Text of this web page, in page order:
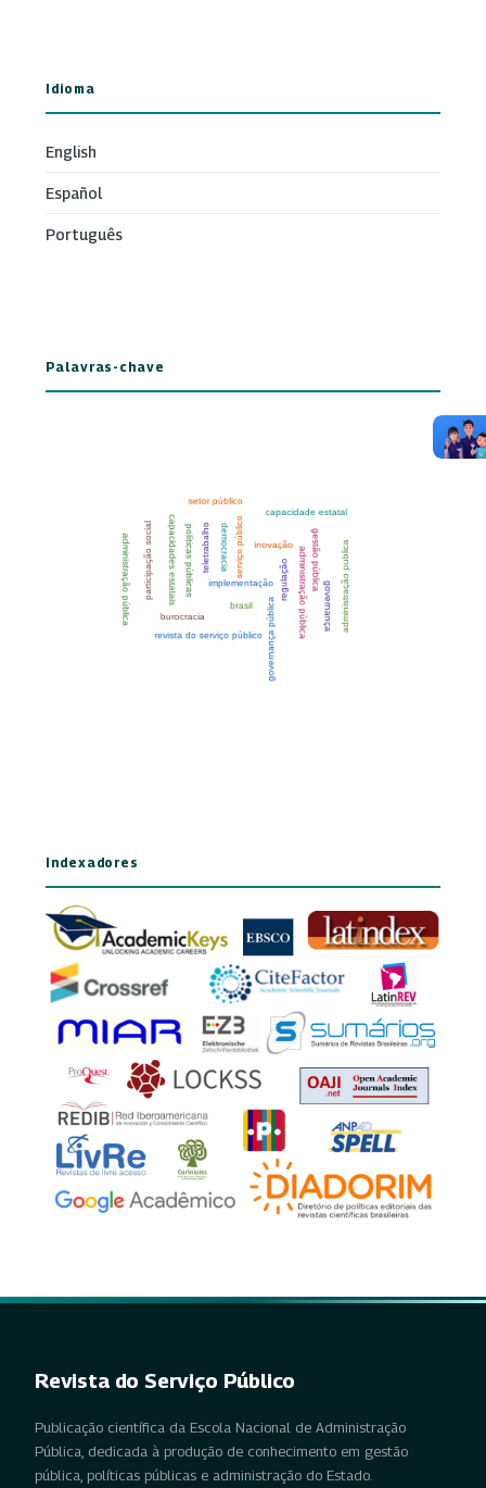
Idioma
English
Español
Português
Palavras-chave
Indexadores
Revista do Serviço Público
Publicação científica da Escola Nacional de Administração
Pública, dedicada à produção de conhecimento em gestão
pública, políticas públicas e administração do Estado.